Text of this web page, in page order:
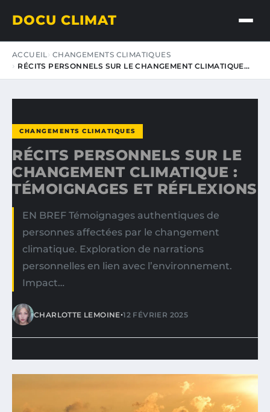
DOCU CLIMAT
ACCUEIL CHANGEMENTS CLIMATIQUES
RÉCITS PERSONNELS SUR LE CHANGEMENT CLIMATIQUE…
CHANGEMENTS CLIMATIQUES
RÉCITS PERSONNELS SUR LE
CHANGEMENT CLIMATIQUE :
TÉMOIGNAGES ET RÉFLEXIONS
EN BREF Témoignages authentiques de
personnes affectées par le changement
climatique. Exploration de narrations
personnelles en lien avec l’environnement.
Impact…
CHARLOTTE LEMOINE•12 FÉVRIER 2025